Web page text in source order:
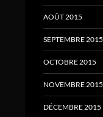
AOÛT 2015
SEPTEMBRE 2015
OCTOBRE 2015
NOVEMBRE 2015
DÉCEMBRE 2015